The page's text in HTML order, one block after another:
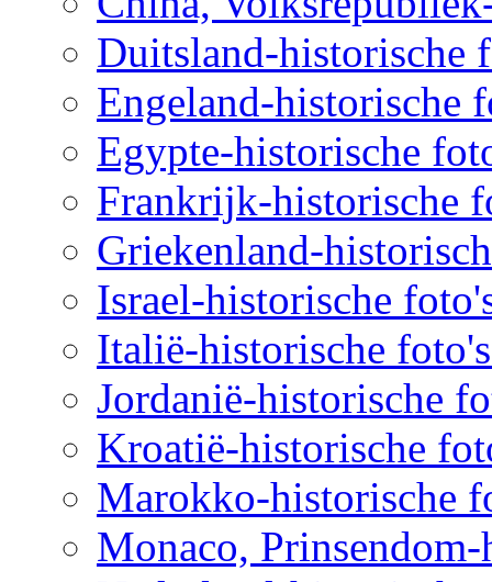
Duitsland-historische
Engeland-historische
Egypte-historische
Frankrijk-historische
Griekenland-
Israel-historische
Italië-historische
Jordanië-historische
Kroatië-historische
Marokko-historische
Monaco,